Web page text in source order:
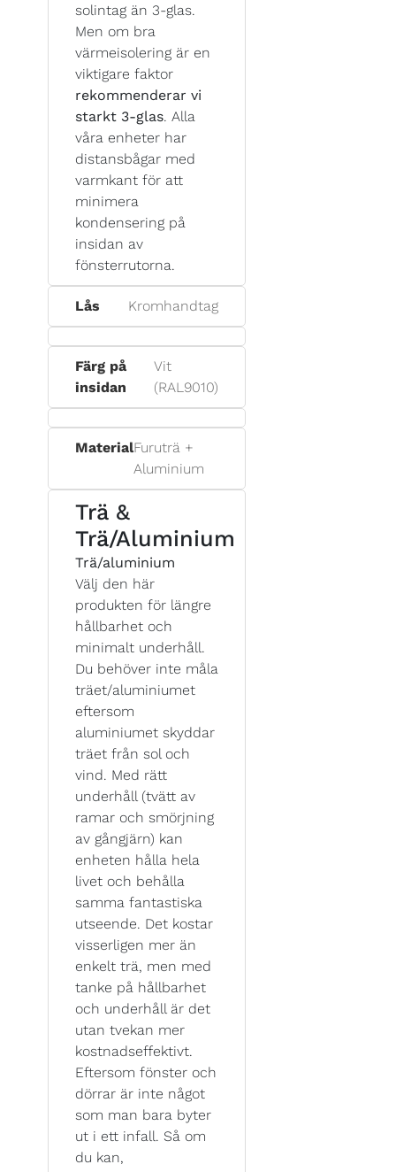
solintag än 3-glas.
Men om bra
värmeisolering är en
viktigare faktor
rekommenderar vi
starkt 3-glas. Alla
våra enheter har
distansbågar med
varmkant för att
minimera
kondensering på
insidan av
fönsterrutorna.
Lås Kromhandtag
Färg på
insidan
Vit
(RAL9010)
MaterialFuruträ +
Aluminium
Trä &
Trä/Aluminium
Trä/aluminium
Välj den här
produkten för längre
hållbarhet och
minimalt underhåll.
Du behöver inte måla
träet/aluminiumet
eftersom
aluminiumet skyddar
träet från sol och
vind. Med rätt
underhåll (tvätt av
ramar och smörjning
av gångjärn) kan
enheten hålla hela
livet och behålla
samma fantastiska
utseende. Det kostar
visserligen mer än
enkelt trä, men med
tanke på hållbarhet
och underhåll är det
utan tvekan mer
kostnadseffektivt.
Eftersom fönster och
dörrar är inte något
som man bara byter
ut i ett infall. Så om
du kan,